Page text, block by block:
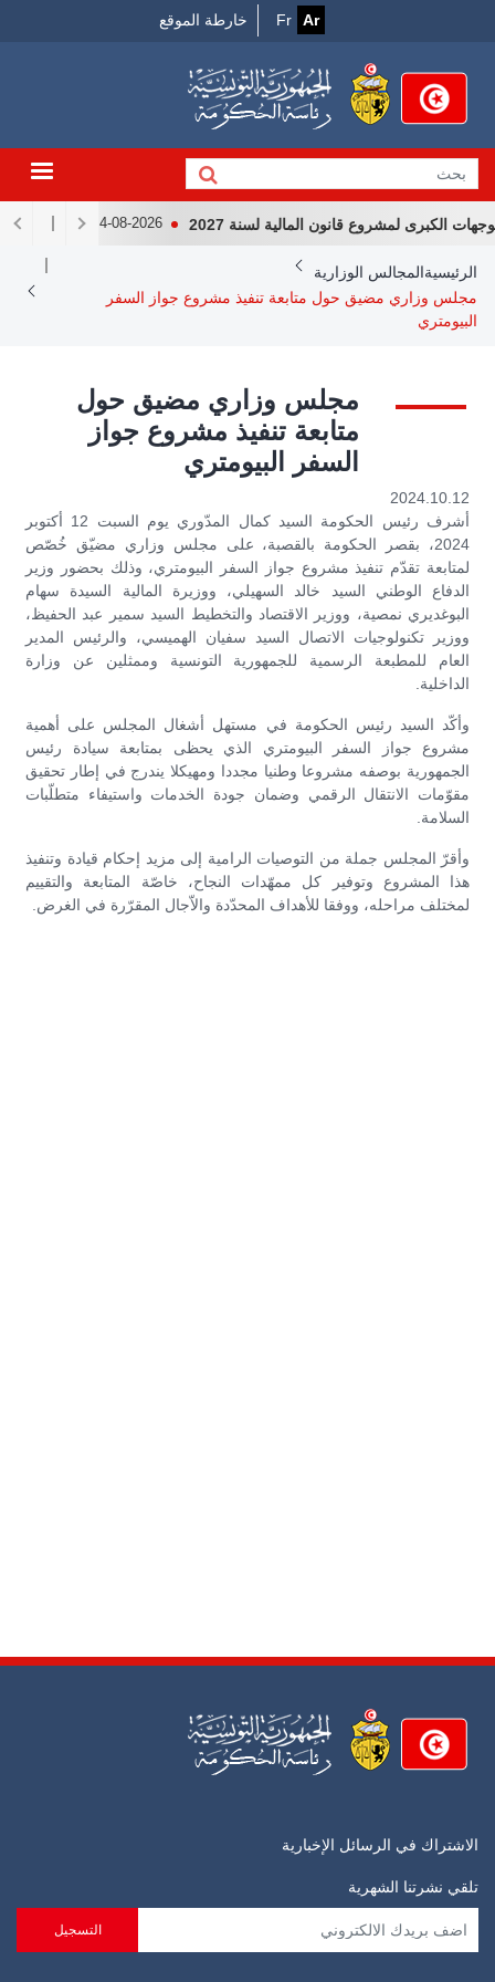
الرئيسي
Fr Ar
Menu
خارطة الموقع
لمشروع قانون المالية لسنة 2027 04-08-2026 لقاء رئيس
Breadcrumb
الرئيسيةالمجالس الوزارية
مجلس وزاري مضيق حول متابعة تنفيذ مشروع جواز السفر
البيومتري
مجلس وزاري مضيق حول
متابعة تنفيذ مشروع جواز
السفر البيومتري
2024.10.12
أشرف رئيس الحكومة السيد كمال المدّوري يوم السبت 12 أكتوبر
2024، بقصر الحكومة بالقصبة، على مجلس وزاري مضيّق خُصّص
لمتابعة تقدّم تنفيذ مشروع جواز السفر البيومتري، وذلك بحضور وزير
الدفاع الوطني السيد خالد السهيلي، ووزيرة المالية السيدة سهام
البوغديري نمصية، ووزير الاقتصاد والتخطيط السيد سمير عبد الحفيظ،
ووزير تكنولوجيات الاتصال السيد سفيان الهميسي، والرئيس المدير
العام للمطبعة الرسمية للجمهورية التونسية وممثلين عن وزارة
الداخلية.
وأكّد السيد رئيس الحكومة في مستهل أشغال المجلس على أهمية
مشروع جواز السفر البيومتري الذي يحظى بمتابعة سيادة رئيس
الجمهورية بوصفه مشروعا وطنيا مجددا ومهيكلا يندرج في إطار تحقيق
مقوّمات الانتقال الرقمي وضمان جودة الخدمات واستيفاء متطلّبات
السلامة.
وأقرّ المجلس جملة من التوصيات الرامية إلى مزيد إحكام قيادة وتنفيذ
هذا المشروع وتوفير كل ممهّدات النجاح، خاصّة المتابعة والتقييم
لمختلف مراحله، ووفقا للأهداف المحدّدة والاّجال المقرّرة في الغرض.
الاشتراك في الرسائل الإخبارية
تلقي نشرتنا الشهرية